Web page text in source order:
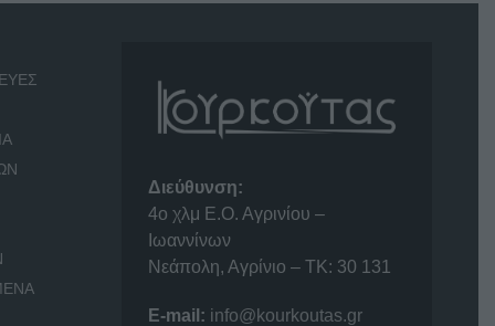
Διεύθυνση:
4o χλμ Ε.Ο. Αγρινίου –
Ιωαννίνων
Νεάπολη, Αγρίνιο – ΤΚ: 30 131
E-mail: info@kourkoutas.gr